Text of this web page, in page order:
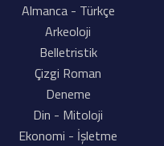
Almanca - Türkçe
Arkeoloji
Belletristik
Çizgi Roman
Deneme
Din - Mitoloji
Ekonomi - İşletme